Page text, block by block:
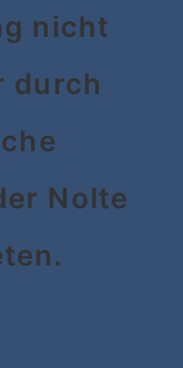
nicht
durch
Nolte